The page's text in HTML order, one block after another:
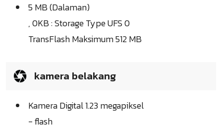
5 MB (Dalaman)
, 0KB : Storage Type UFS 0
TransFlash Maksimum 512 MB
kamera belakang
Kamera Digital 1.23 megapiksel
- flash